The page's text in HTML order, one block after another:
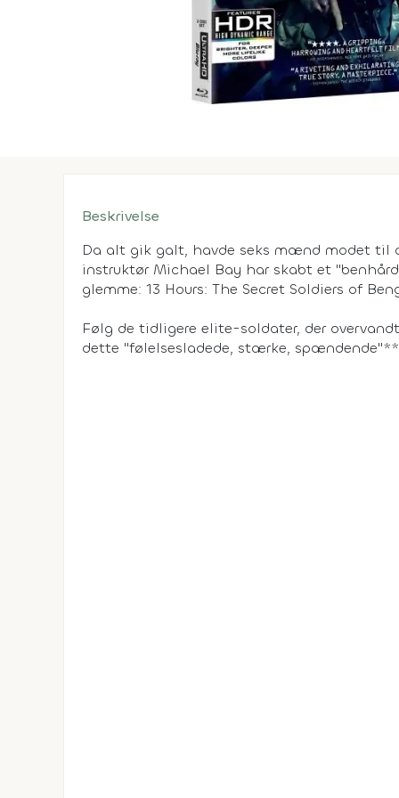
Beskrivelse
Da alt gik galt, havde seks mænd modet til
instruktør Michael Bay har skabt et
glemme: 13 Hours: The Secret Soldiers of
Følg de tidligere elite-soldater, der
dette "følelsesladede, stærke,